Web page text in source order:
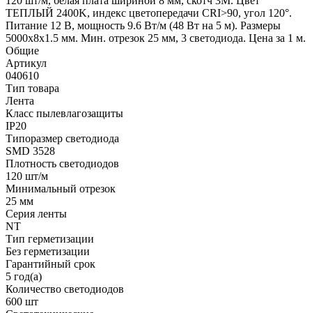
ТЕПЛЫЙ 2400K, индекс цветопередачи CRI>90, угол 120°.
Питание 12 В, мощность 9.6 Вт/м (48 Вт на 5 м). Размеры
5000x8x1.5 мм. Мин. отрезок 25 мм, 3 светодиода. Цена за 1 м.
Общие
Артикул
040610
Тип товара
Лента
Класс пылевлагозащиты
IP20
Типоразмер светодиода
SMD 3528
Плотность светодиодов
120 шт/м
Минимальный отрезок
25 мм
Серия ленты
NT
Тип герметизации
Без герметизации
Гарантийный срок
5 год(а)
Количество светодиодов
600 шт